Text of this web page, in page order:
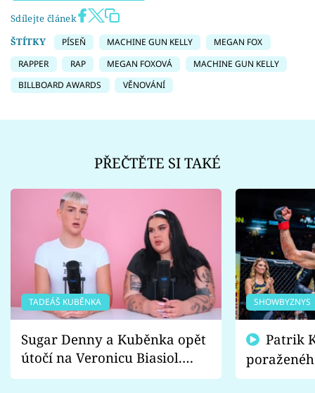
Sdílejte článek
ŠTÍTKY
PÍSEŇ MACHINE GUN KELLY
MEGAN FOX
RAPPER
RAP MEGAN FOXOVÁ
MACHINE GUN KELLY
BILLBOARD AWARDS
VĚNOVÁNÍ
PŘEČTĚTE SI TAKÉ
TADEÁŠ KUBĚNKA
Sugar Denny a Kuběnka opět
útočí na Veronicu Biasiol.
Proč je podle nich falešná a
SHOWBYZNYS
fanoušci